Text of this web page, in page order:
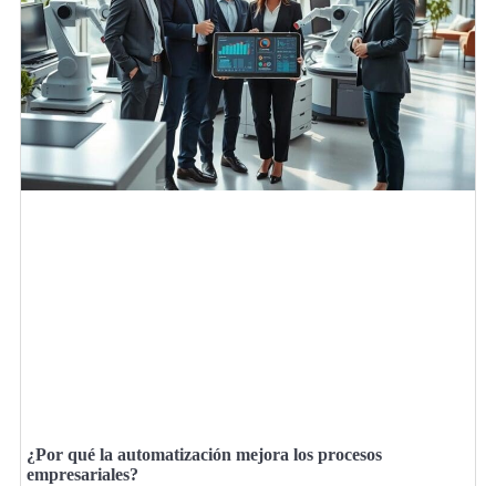
¿Por qué la automatización mejora los procesos
empresariales?